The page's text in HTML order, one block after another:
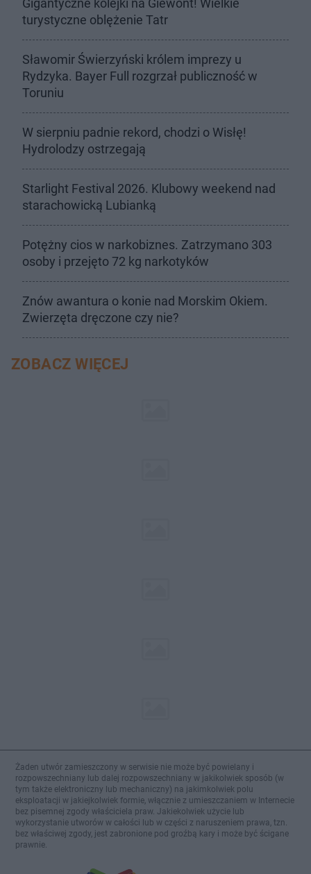
Gigantyczne kolejki na Giewont! Wielkie
turystyczne oblężenie Tatr
Sławomir Świerzyński królem imprezy u
Rydzyka. Bayer Full rozgrzał publiczność w
Toruniu
W sierpniu padnie rekord, chodzi o Wisłę!
Hydrolodzy ostrzegają
Starlight Festival 2026. Klubowy weekend nad
starachowicką Lubianką
Potężny cios w narkobiznes. Zatrzymano 303
osoby i przejęto 72 kg narkotyków
Znów awantura o konie nad Morskim Okiem.
Zwierzęta dręczone czy nie?
ZOBACZ WIĘCEJ
Żaden utwór zamieszczony w serwisie nie może być powielany i
rozpowszechniany lub dalej rozpowszechniany w jakikolwiek sposób (w
tym także elektroniczny lub mechaniczny) na jakimkolwiek polu
eksploatacji w jakiejkolwiek formie, włącznie z umieszczaniem w Internecie
bez pisemnej zgody właściciela praw. Jakiekolwiek użycie lub
wykorzystanie utworów w całości lub w części z naruszeniem prawa, tzn.
bez właściwej zgody, jest zabronione pod groźbą kary i może być ścigane
prawnie.